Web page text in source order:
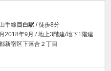
手線 目白駅 / 徒歩8分
2018年9月 / 地上3階建/地下1階建
新宿区下落合２丁目